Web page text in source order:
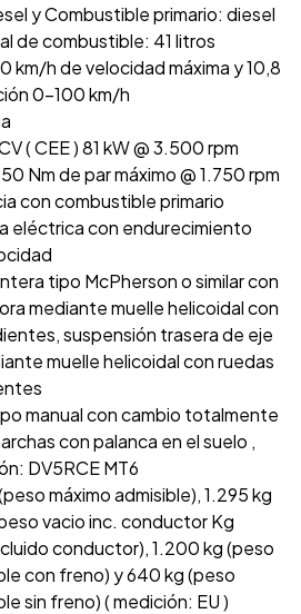
y Combustible primario: diesel
de combustible: 41 litros
km/h de velocidad máxima y 10,8
0-100 km/h
( CEE ) 81 kW @ 3.500 rpm
Nm de par máximo @ 1.750 rpm
con combustible primario
eléctrica con endurecimiento
tipo McPherson o similar con
mediante muelle helicoidal con
suspensión trasera de eje
muelle helicoidal con ruedas
manual con cambio totalmente
con palanca en el suelo ,
DV5RCE MT6
máximo admisible), 1.295 kg
vacio inc. conductor Kg
conductor), 1.200 kg (peso
con freno) y 640 kg (peso
sin freno) ( medición: EU )